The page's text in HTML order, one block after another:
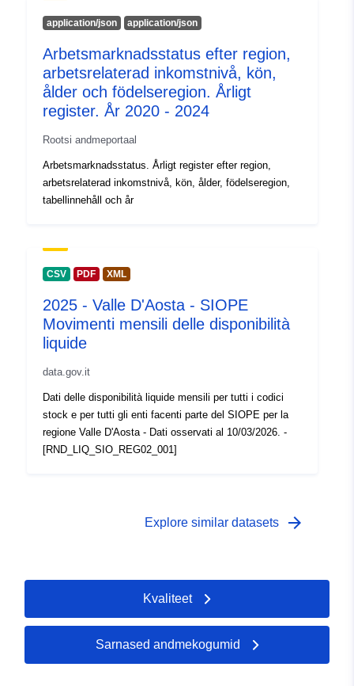
spoorlijnen-per-gewest/
uriRef:
http://data.europa.eu/88u/dataset/
opendata-infrabel-be-explore-
kilometers-spoorlijnen-per-gewest-
Juurdepääsuõigu
sed:
application/json application/json
Arbetsmarknadsstatus efter region,
arbetsrelaterad inkomstnivå, kön,
ålder och födelseregion. Årligt
register. År 2020 - 2024
Rootsi andmeportaal
Arbetsmarknadsstatus. Årligt register efter region,
arbetsrelaterad inkomstnivå, kön, ålder, födelseregion,
tabellinnehåll och år
CSV PDF XML
2025 - Valle D'Aosta - SIOPE
Movimenti mensili delle disponibilità
liquide
data.gov.it
Dati delle disponibilità liquide mensili per tutti i codici
stock e per tutti gli enti facenti parte del SIOPE per la
regione Valle D'Aosta - Dati osservati al 10/03/2026. -
[RND_LIQ_SIO_REG02_001]
Explore similar datasets arrow_forward
Kvaliteet
Sarnased andmekogumid